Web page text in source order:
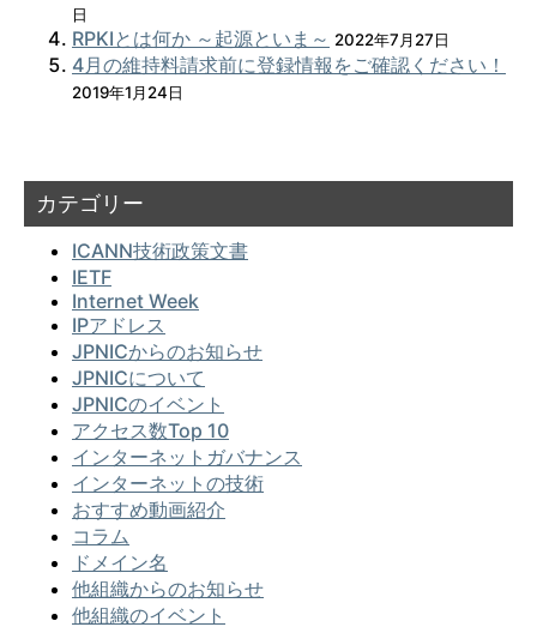
日
RPKIとは何か ～起源といま～ 2022年7月27日
4月の維持料請求前に登録情報をご確認ください！
2019年1月24日
カテゴリー
ICANN技術政策文書
IETF
Internet Week
IPアドレス
JPNICからのお知らせ
JPNICについて
JPNICのイベント
アクセス数Top 10
インターネットガバナンス
インターネットの技術
おすすめ動画紹介
コラム
ドメイン名
他組織からのお知らせ
他組織のイベント